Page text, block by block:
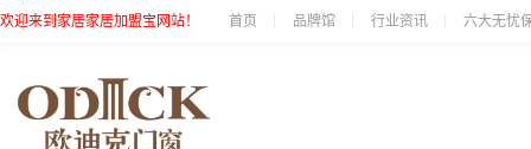
欢迎来到家居家居加盟宝网站！ 首页 品牌馆 行业资讯 六大无忧